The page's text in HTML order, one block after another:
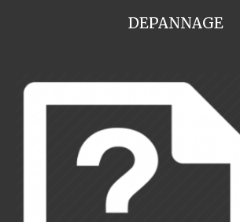
DEPANNAGE